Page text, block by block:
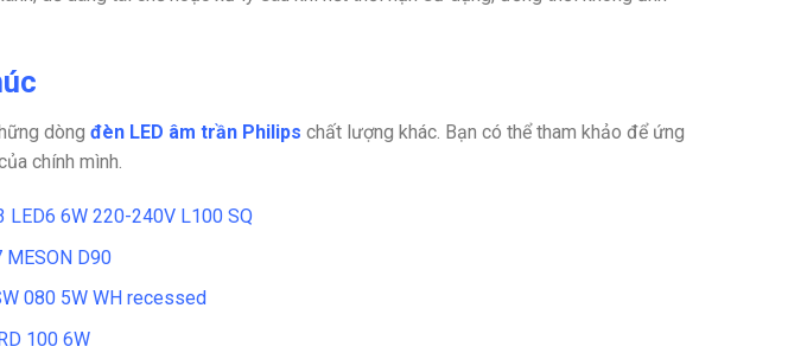
dòng đèn LED âm trần Philips chất lượng khác. Bạn có thể tham khảo để ứng
chính mình.
6W 220-240V L100 SQ
D90
080 5W WH recessed
100 6W